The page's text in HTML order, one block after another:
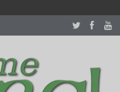
in usa recognized command with
to our
perfectwatches.is
with professional customer
https://reallydiamond.com/